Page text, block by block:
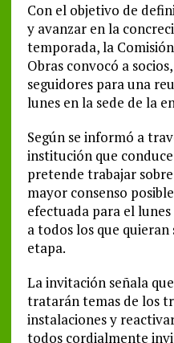
Con el objetivo de
y avanzar en la
temporada, la
Obras convocó a
seguidores para una
lunes en la sede de la
Según se informó a
institución que
pretende trabajar
mayor consenso
efectuada para el
a todos los que
etapa.
La invitación señala
tratarán temas de los
instalaciones y
todos cordialmente